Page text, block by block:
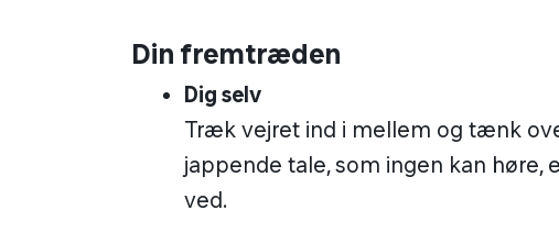
Din fremtræden
Dig selv
Træk vejret ind i mellem og tænk
jappende tale, som ingen kan høre,
ved.